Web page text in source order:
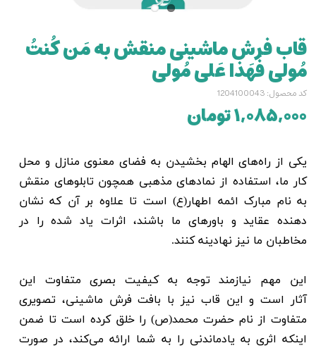
قاب فرش ماشینی منقش به مَن کُنتُ
مُولی فَهَذا عَلی مُولی
کد محصول: 1204100043
۱,۰۸۵,۰۰۰ تومان
یکی از راه‌های الهام بخشیدن به فضای معنوی منازل و محل
کار ما، استفاده از نمادهای مذهبی همچون تابلوهای منقش
به نام مبارک ائمه اطهار(ع) است تا علاوه بر آن که نشان
دهنده عقاید و باورهای ما باشند، اثرات یاد شده را در
مخاطبان ما نیز نهادینه کنند.
این مهم نیازمند توجه به کیفیت بصری متفاوت این
آثار است و این قاب نیز با بافت فرش ماشینی، تصویری
متفاوت از نام حضرت محمد(ص) را خلق کرده است تا ضمن
اینکه اثری به یادماندنی را به شما ارائه می‌کند، در صورت